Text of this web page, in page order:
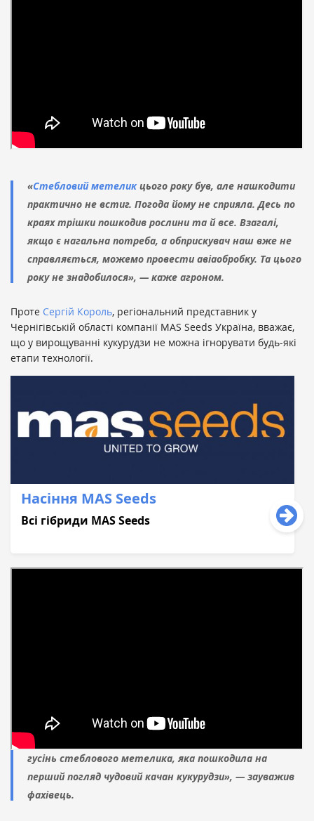
«Стебловий метеликцього року був, але нашкодити
практично не встиг. Погода йому не сприяла. Десь по
краях трішки пошкодив рослини та й все. Взагалі,
якщо є нагальна потреба, а обприскувач наш вже не
справляється, можемо провести авіаобробку. Та цього
року не знадобилося», — каже агроном.
Проте Сергій Король, регіональний представник у
Чернігівській області компанії MAS Seeds Україна, вважає,
що у вирощуванні кукурудзи не можна ігнорувати будь-які
етапи технології.
Насіння MAS Seeds
Всі гібриди MAS Seeds
втрат врожаю. Незастосування інсектициду на даній
ділянці пряме підтвердження моїх слів: ми маємо
гусінь стеблового метелика, яка пошкодила на
перший погляд чудовий качан кукурудзи», — зауважив
фахівець.